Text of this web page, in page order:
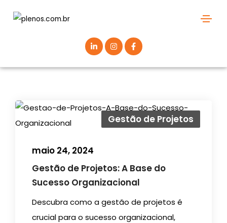
Gestão de Projetos
maio 24, 2024
Gestão de Projetos: A Base do
Sucesso Organizacional
Descubra como a gestão de projetos é
crucial para o sucesso organizacional,